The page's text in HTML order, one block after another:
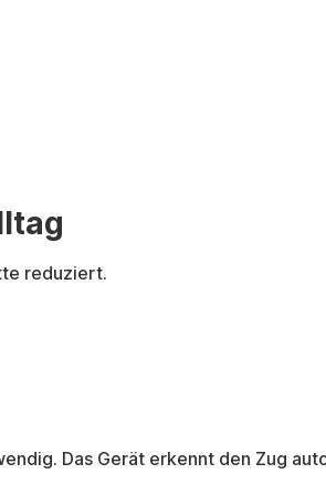
reduziert.
Das Gerät erkennt den Zug